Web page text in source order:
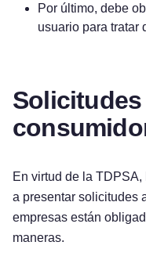
Por último, debe
usuario para tratar
Solicitudes
En virtud de la
a presentar solicitudes
empresas están
maneras.